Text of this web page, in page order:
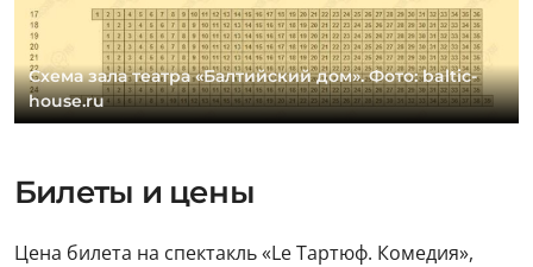
Схема зала театра «Балтийский дом». Фото: baltic-
house.ru
Билеты и цены
Цена билета на спектакль «Lе Тартюф. Комедия»,